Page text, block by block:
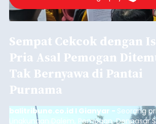
Sempat Cekcok dengan
Pria Asal Pemogan
Tak Bernyawa di Pantai
Purnama
balitribune.co.id I Gianyar - Seorang
Lingkungan Dalem, Pemogan, Denpasar